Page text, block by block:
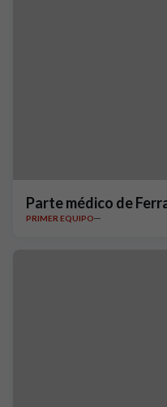
Parte médico de
PRIMER EQUIPO